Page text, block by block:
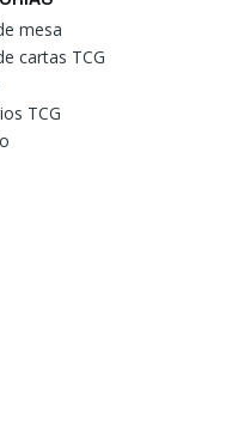
mesa
cartas TCG
TCG